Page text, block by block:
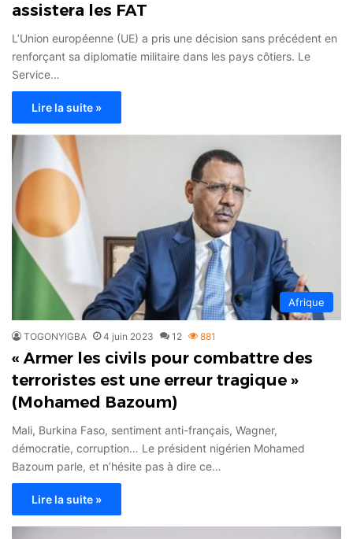
assistera les FAT
L’Union européenne (UE) a pris une décision sans précédent en
renforçant sa diplomatie militaire dans les pays côtiers. Le
Service…
Lire la suite »
Afrique
TOGONYIGBA 4 juin 2023 12 881
« Armer les civils pour combattre des
terroristes est une erreur tragique »
(Mohamed Bazoum)
Mali, Burkina Faso, sentiment anti-français, Wagner,
démocratie, corruption… Le président nigérien Mohamed
Bazoum parle, et n’hésite pas à dire ce…
Lire la suite »